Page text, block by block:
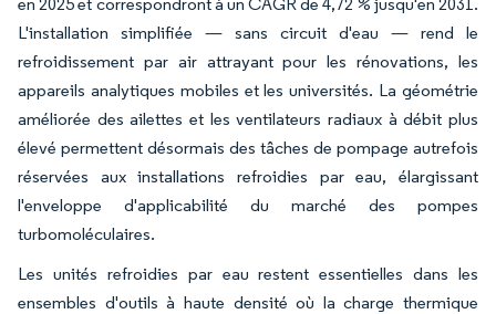
L'installation simplifiée — sans circuit d'eau — rend le
refroidissement par air attrayant pour les rénovations, les
appareils analytiques mobiles et les universités. La géométrie
améliorée des ailettes et les ventilateurs radiaux à débit plus
élevé permettent désormais des tâches de pompage autrefois
réservées aux installations refroidies par eau, élargissant
l'enveloppe d'applicabilité du marché des pompes
turbomoléculaires.
Les unités refroidies par eau restent essentielles dans les
ensembles d'outils à haute densité où la charge thermique